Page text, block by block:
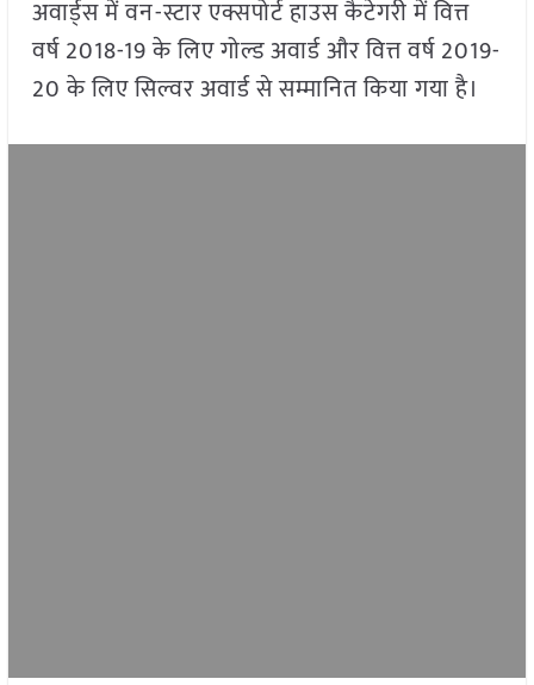
अवार्ड्स में वन-स्टार एक्सपोर्ट हाउस कैटेगरी में वित्त
वर्ष 2018-19 के लिए गोल्ड अवार्ड और वित्त वर्ष 2019-
20 के लिए सिल्वर अवार्ड से सम्मानित किया गया है।